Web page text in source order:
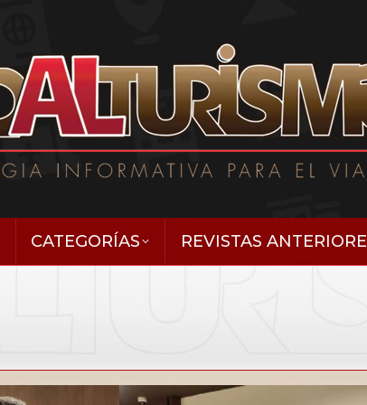
CATEGORÍAS REVISTAS